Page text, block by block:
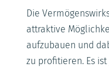
Die
attraktive
aufzubauen und
zu profitieren. Es